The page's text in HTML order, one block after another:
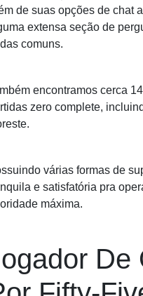
de suas opções de chat
extensa seção de
comuns.
encontramos cerca
zero complete,
várias formas de
e satisfatória pra
máxima.
De